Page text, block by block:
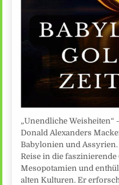
„Unendliche Weisheiten“
Donald Alexanders
Babylonien und
Reise in die faszinierende
Mesopotamien und
alten Kulturen. Er